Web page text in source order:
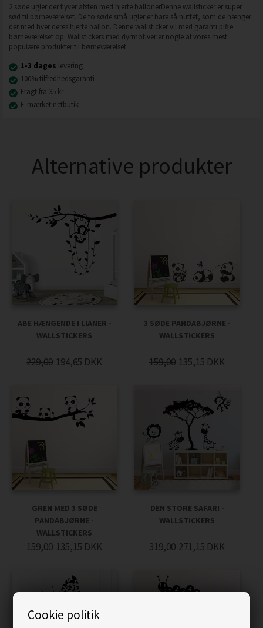
Cookie politik
2 søde ugler der flyver afsten med hjerte ballonerDenne wallsticker er super
sød til børneværelset. De to søde små ugler er bare så nuttet, som de hænger
der med hver deres hjerte ballon. Denne wallsticker vil med garanti pifte
børneværelset op. Wallstickers med dyrmotiver er nogle af vores mest
populære produkter til børneværelset.
1-3 dages levering
100% tilfredhedsgaranti
Fragt fra 35 kr
E-mærket netbutik
Alternative produkter
ABE HÆNGENDE I LIANER -
WALLSTICKERS
229,00 194,65 DKK
3 SØDE PANDABJØRNE -
WALLSTICKERS
159,00 135,15 DKK
GREN MED 3 SØDE
PANDABJØRNE -
WALLSTICKERS
159,00 135,15 DKK
DEN STORE SAFARI -
WALLSTICKERS
319,00 271,15 DKK